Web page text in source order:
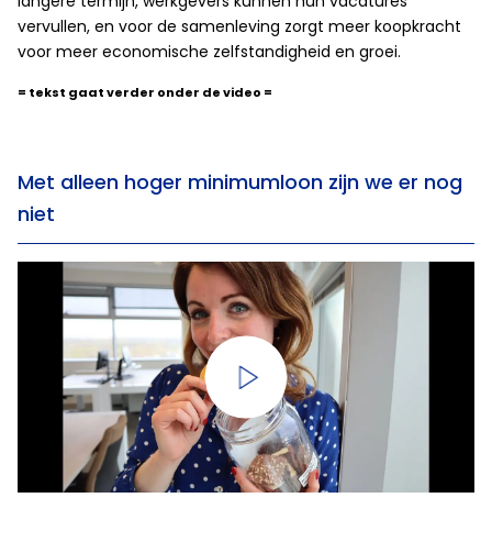
vervullen, en voor de samenleving zorgt meer koopkracht
voor meer economische zelfstandigheid en groei.
= tekst gaat verder onder de video =
Met alleen hoger minimumloon zijn we er nog
niet